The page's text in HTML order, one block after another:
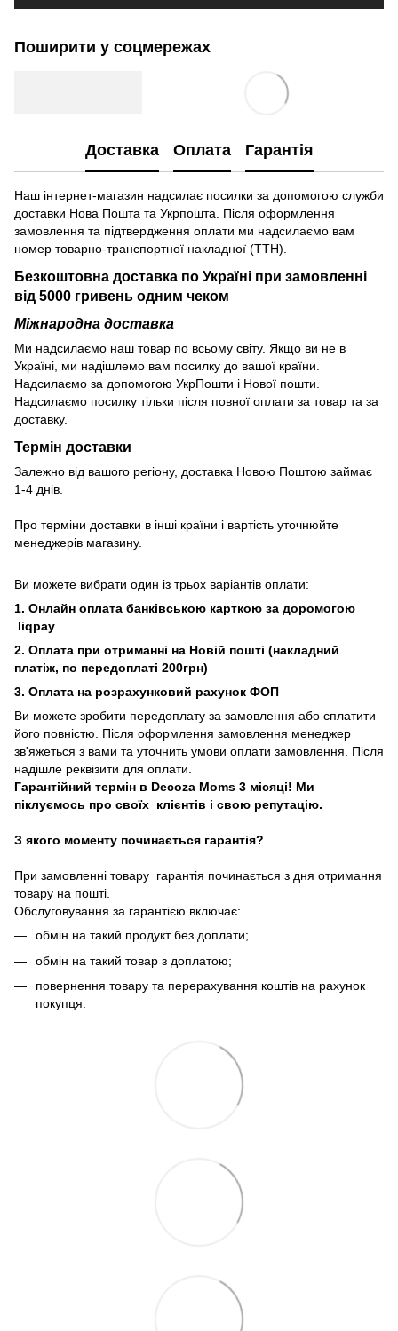
Поширити у соцмережах
Доставка Оплата Гарантія
Наш інтернет-магазин надсилає посилки за допомогою служби
доставки Нова Пошта та Укрпошта. Після оформлення
замовлення та підтвердження оплати ми надсилаємо вам
номер товарно-транспортної накладної (ТТН).
Безкоштовна доставка по Україні при замовленні
від 5000 гривень одним чеком
Міжнародна доставка
Ми надсилаємо наш товар по всьому світу. Якщо ви не в
Україні, ми надішлемо вам посилку до вашої країни.
Надсилаємо за допомогою УкрПошти і Нової пошти.
Надсилаємо посилку тільки після повної оплати за товар та за
доставку.
Термін доставки
Залежно від вашого регіону, доставка Новою Поштою займає
1-4 днів.
Про терміни доставки в інші країни і вартість уточнюйте
менеджерів магазину.
Ви можете вибрати один із трьох варіантів оплати:
1. Онлайн оплата банківською карткою за доромогою
liqpay
2. Оплата при отриманні на Новій пошті (накладний
платіж, по передоплаті 200грн)
3. Оплата на розрахунковий рахунок ФОП
Ви можете зробити передоплату за замовлення або сплатити
його повністю. Після оформлення замовлення менеджер
зв'яжеться з вами та уточнить умови оплати замовлення. Після
надішле реквізити для оплати.
Гарантійний термін в Decoza Moms 3 місяці! Ми
піклуємось про своїх клієнтів і свою репутацію.
З якого моменту починається гарантія?
При замовленні товару гарантія починається з дня отримання
товару на пошті.
Обслуговування за гарантією включає:
обмін на такий продукт без доплати;
обмін на такий товар з доплатою;
повернення товару та перерахування коштів на рахунок
покупця.